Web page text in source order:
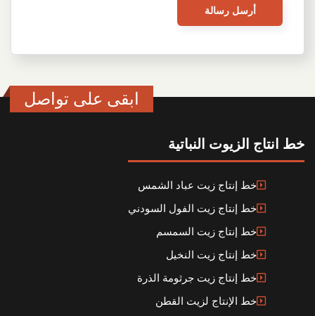
ابقى على تواصل
خط انتاج الزيوت النباتية
خط إنتاج زيت عباد الشمس
خط إنتاج زيت الفول السودني
خط إنتاج زيت السمسم
خط إنتاج زيت النخيل
خط إنتاج زيت جرثومة الذرة
خط الإنتاج لزيت القطن